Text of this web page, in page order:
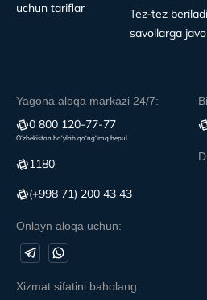
uchun tariflar
Tez-tez
savollarga
Yagona aloqa markazi 24/7:
0 800 120-77-77
O‘zbekiston bo‘ylab qo‘ng‘iroq bepul
1180
(+998 71) 200 43 43
Onlayn aloqa uchun:
Xizmat sifatini baholang: